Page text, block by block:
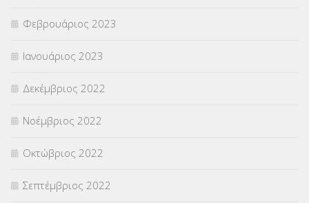
Φεβρουάριος 2023
Ιανουάριος 2023
Δεκέμβριος 2022
Νοέμβριος 2022
Οκτώβριος 2022
Σεπτέμβριος 2022